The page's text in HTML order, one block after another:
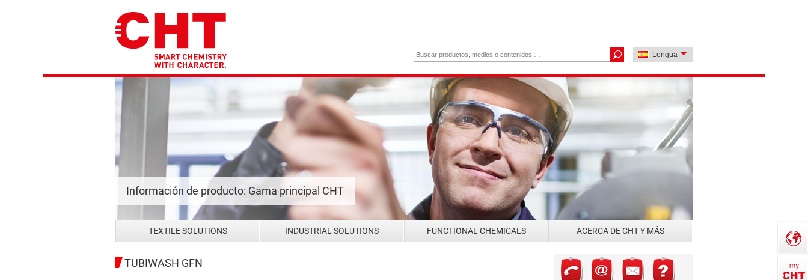
Lengua
Información de producto: Gama principal CHT
TEXTILE SOLUTIONS INDUSTRIAL SOLUTIONS FUNCTIONAL CHEMICALS ACERCA DE CHT Y MÁS
TUBIWASH GFN